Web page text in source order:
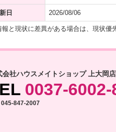
日 2026/08/06
と現状に差異がある場合は、現状優
会社ハウスメイトショップ 上大岡店
0037-6002-
045-847-2007